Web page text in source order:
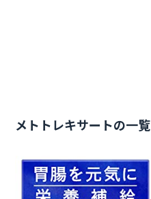
メトトレキサートの一覧